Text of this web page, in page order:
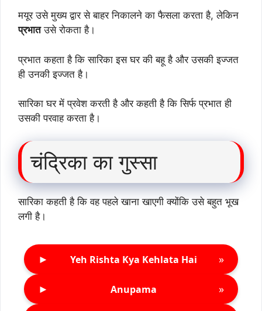
मयूर उसे मुख्य द्वार से बाहर निकालने का फैसला करता है, लेकिन
प्रभातउसे रोकता है।
प्रभात कहता है कि सारिका इस घर की बहू है और उसकी इज्जत
ही उनकी इज्जत है।
सारिका घर में प्रवेश करती है और कहती है कि सिर्फ प्रभात ही
उसकी परवाह करता है।
चंद्रिका का गुस्सा
सारिका कहती है कि वह पहले खाना खाएगी क्योंकि उसे बहुत भूख
लगी है।
► Yeh Rishta Kya Kehlata Hai »
► Anupama »